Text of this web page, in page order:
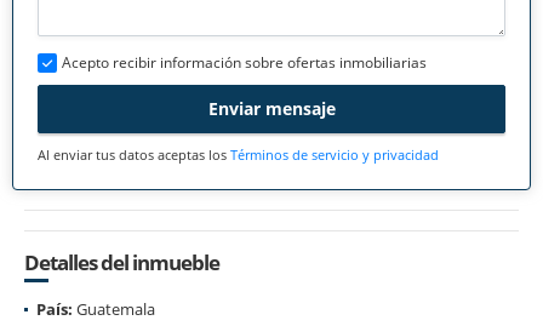
Acepto recibir información sobre ofertas inmobiliarias
Enviar mensaje
Al enviar tus datos aceptas los Términos de servicio y privacidad
Detalles del inmueble
País: Guatemala